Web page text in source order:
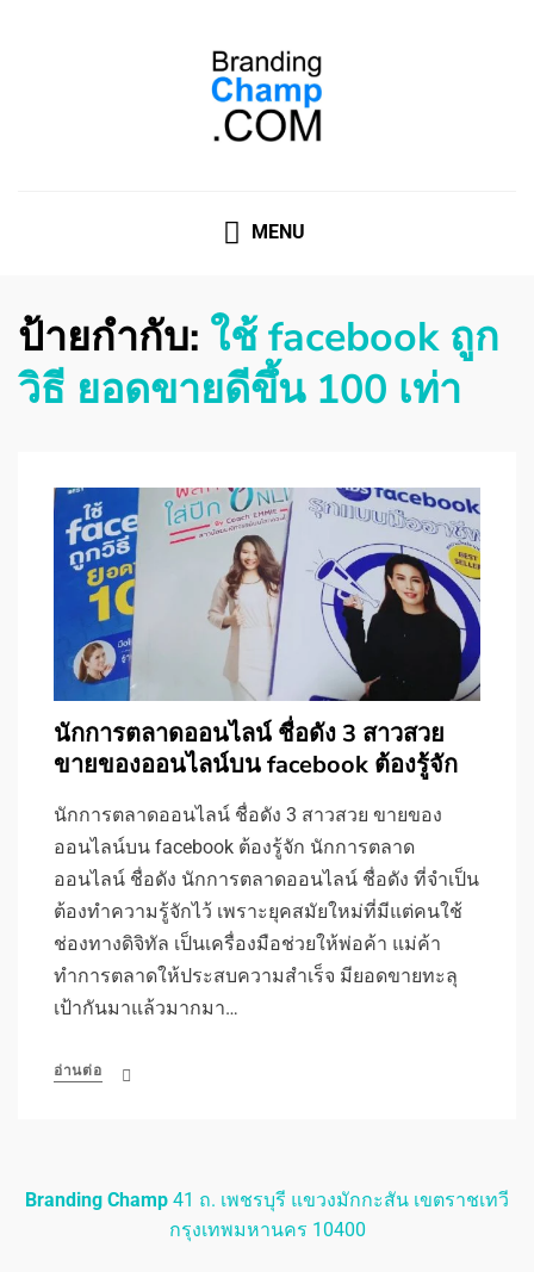
MENU
ป้ายกำกับ: ใช้ facebook ถูก
วิธี ยอดขายดีขึ้น 100 เท่า
นักการตลาดออนไลน์ ชื่อดัง 3 สาวสวย
ขายของออนไลน์บน facebook ต้องรู้จัก
นักการตลาดออนไลน์ ชื่อดัง 3 สาวสวย ขายของ
ออนไลน์บน facebook ต้องรู้จัก นักการตลาด
ออนไลน์ ชื่อดัง นักการตลาดออนไลน์ ชื่อดัง ที่จำเป็น
ต้องทำความรู้จักไว้ เพราะยุคสมัยใหม่ที่มีแต่คนใช้
ช่องทางดิจิทัล เป็นเครื่องมือช่วยให้พ่อค้า แม่ค้า
ทำการตลาดให้ประสบความสำเร็จ มียอดขายทะลุ
เป้ากันมาแล้วมากมา…
อ่านต่อ
Branding Champ 41 ถ. เพชรบุรี แขวงมักกะสัน เขตราชเทวี
กรุงเทพมหานคร 10400